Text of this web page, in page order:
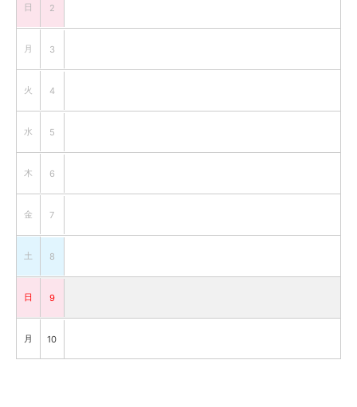
日 2
月 3
火 4
水 5
木 6
金 7
土 8
日 9
月 10